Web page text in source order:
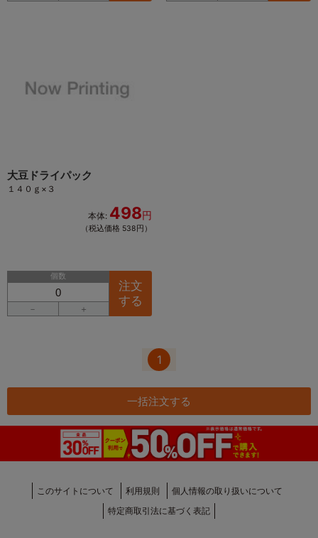
大豆ドライパック
１４０ｇ×３
本体: 498円
（税込価格 538円）
個数
－ ＋
注文
する
1
一括注文する
このサイトについて 利用規則
個人情報の取り扱いについて
特定商取引法に基づく表記